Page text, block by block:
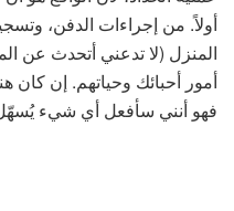
أولاً. من إجراءات الدفن،
المنزل (لا تدعني أتحدث عن
أمور أحبائك وحياتهم. إن كان
فهو أنني سأفعل أي شيء